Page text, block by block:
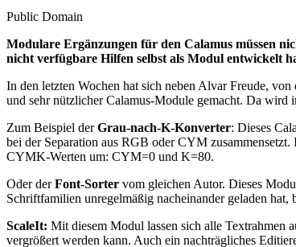
Public Domain
Modulare Ergänzungen für den Calamus müssen
nicht verfügbare Hilfen selbst als Modul entwickelt
In den letzten Wochen hat sich neben Alvar Freude,
und sehr nützlicher Calamus-Module gemacht. Da wird
Zum Beispiel derGrau-nach-K-Konverter: Dieses
bei der Separation aus RGB oder CYM
CYMK-Werten um: CYM=0 und K=80.
Oder derFont-Sorter vom gleichen Autor. Dieses
Schriftfamilien unregelmäßig nacheinander geladen
ScaleIt: Mit diesem Modul lassen sich alle Textrahmen
vergrößert werden kann. Auch ein nachträgliches